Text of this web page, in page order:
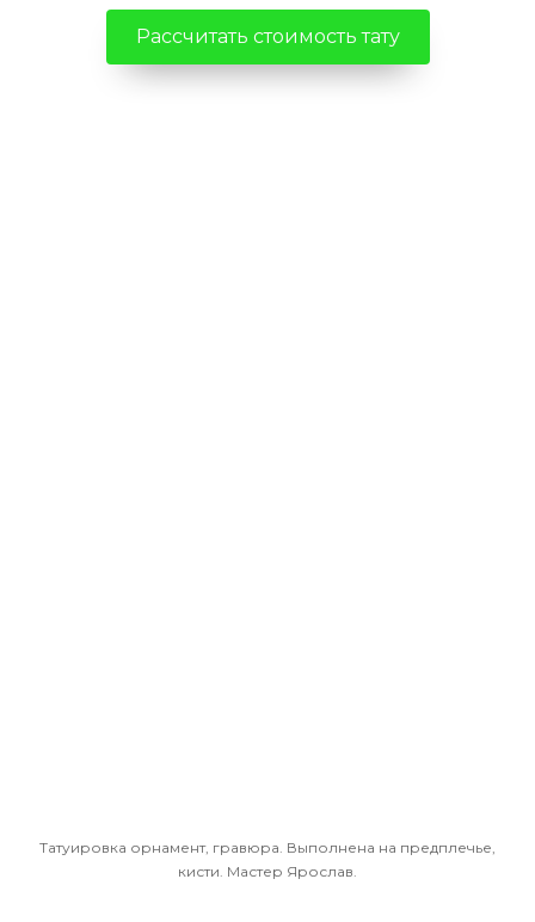
Рассчитать стоимость тату
Татуировка орнамент, гравюра. Выполнена на предплечье,
кисти. Мастер Ярослав.